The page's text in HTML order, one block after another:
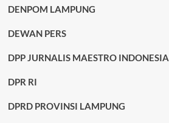
DENPOM LAMPUNG
DEWAN PERS
DPP JURNALIS MAESTRO INDONESIA
DPR RI
DPRD PROVINSI LAMPUNG